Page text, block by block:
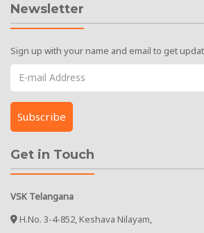
Newsletter
Sign up with your name and email to get
Get in Touch
VSK Telangana
H.No. 3-4-852, Keshava Nilayam,